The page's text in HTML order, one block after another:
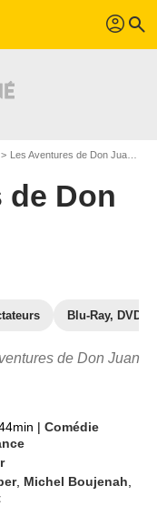
profil search
Les Aventures de Don Juan
de Don
Blu-Ray, DVD
de Don Juan
| Comédie
, Michel Boujenah